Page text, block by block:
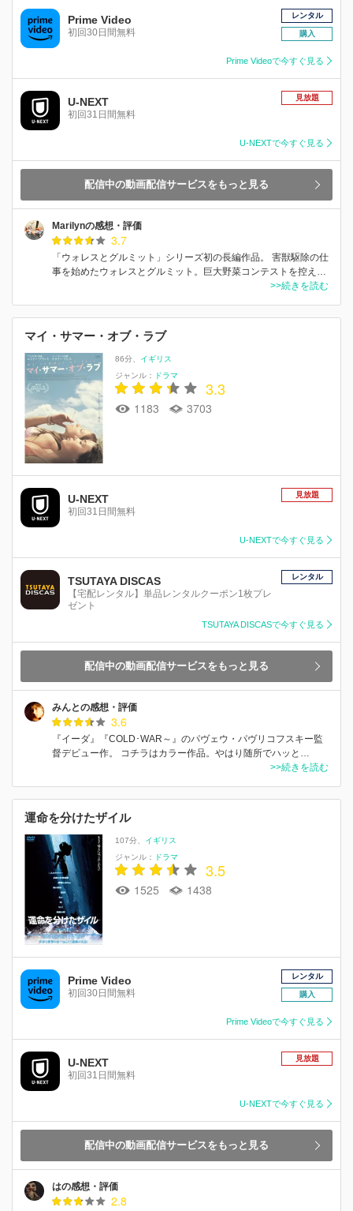
Prime Video
初回30日間無料
レンタル
購入
Prime Videoで今すぐ見る
U-NEXT
初回31日間無料
見放題
U-NEXTで今すぐ見る
配信中の動画配信サービスをもっと見る
Marilynの感想・評価
3.7
「ウォレスとグルミット」シリーズ初の長編作品。 害獣駆除の仕
事を始めたウォレスとグルミット。巨大野菜コンテストを控え…
>>続きを読む
マイ・サマー・オブ・ラブ
86分
イギリス
ジャンル：
ドラマ
3.3
1183 3703
U-NEXT
初回31日間無料
見放題
U-NEXTで今すぐ見る
TSUTAYA DISCAS
【宅配レンタル】単品レンタルクーポン1枚プレ
ゼント
レンタル
TSUTAYA DISCASで今すぐ見る
配信中の動画配信サービスをもっと見る
みんとの感想・評価
3.6
『イーダ』『COLD･WAR～』のパヴェウ・パヴリコフスキー監
督デビュー作。 コチラはカラー作品。やはり随所でハッと…
>>続きを読む
運命を分けたザイル
107分
イギリス
ジャンル：
ドラマ
3.5
1525 1438
Prime Video
初回30日間無料
レンタル
購入
Prime Videoで今すぐ見る
U-NEXT
初回31日間無料
見放題
U-NEXTで今すぐ見る
配信中の動画配信サービスをもっと見る
はの感想・評価
2.8